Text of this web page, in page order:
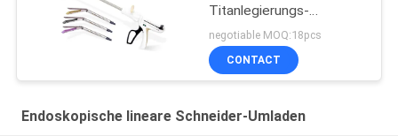
Titanlegierungs-
Heftklammer-purpurrote
Patrone
negotiable MOQ:18pcs
CONTACT
Endoskopische lineare Schneider-Umladen